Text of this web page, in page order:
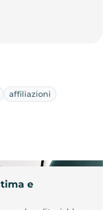
affiliazioni
e